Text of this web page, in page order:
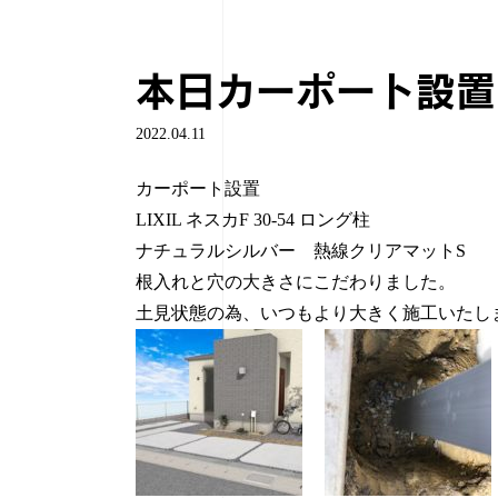
本日カーポート設置
2022.04.11
カーポート設置
LIXIL ネスカF 30-54 ロング柱
ナチュラルシルバー 熱線クリアマットS
根入れと穴の大きさにこだわりました。
土見状態の為、いつもより大きく施工いたし